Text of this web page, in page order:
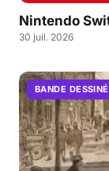
Nintendo
30 juil. 2026
BANDE